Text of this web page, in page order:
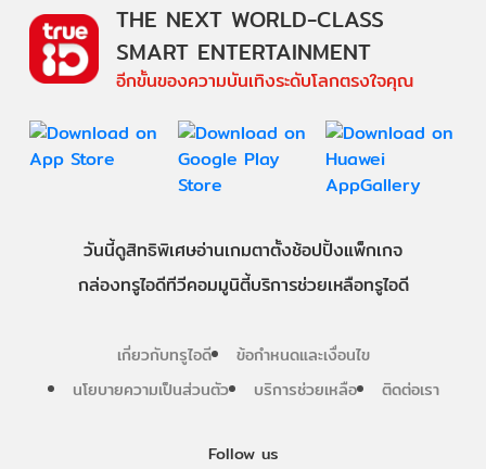
Follow us
THE NEXT WORLD-CLASS
SMART ENTERTAINMENT
อีกขั้นของความบันเทิงระดับโลกตรงใจคุณ
วันนี้ดูสิทธิพิเศษอ่านเกมตาตั้งช้อปปิ้งแพ็กเกจ
กล่องทรูไอดีทีวีคอมมูนิตี้บริการช่วยเหลือทรูไอดี
เกี่ยวกับทรูไอดี
ข้อกำหนดและเงื่อนไข
นโยบายความเป็นส่วนตัว
บริการช่วยเหลือ ติดต่อเรา